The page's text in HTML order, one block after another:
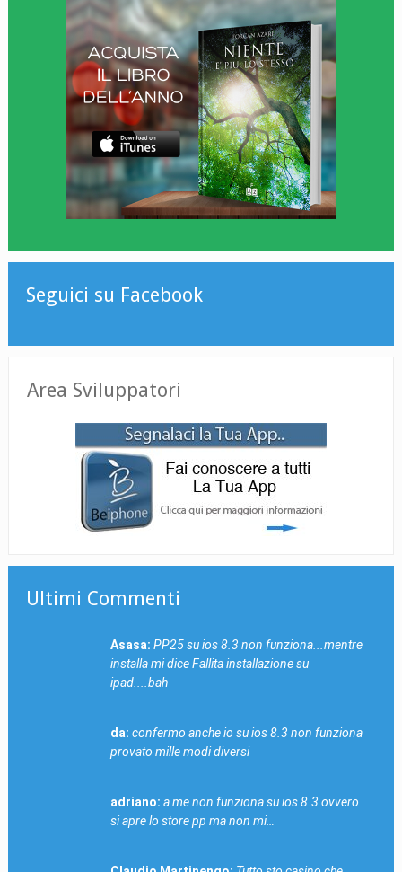
Seguici su Facebook
Area Sviluppatori
Ultimi Commenti
Asasa: PP25 su ios 8.3 non funziona...mentre
installa mi dice Fallita installazione su
ipad....bah
da: confermo anche io su ios 8.3 non funziona
provato mille modi diversi
adriano: a me non funziona su ios 8.3 ovvero
si apre lo store pp ma non mi…